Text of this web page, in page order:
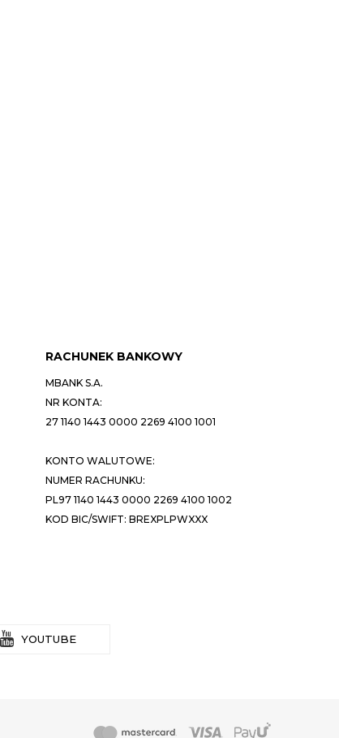
RACHUNEK BANKOWY
MBANK S.A.
NR KONTA:
27 1140 1443 0000 2269 4100 1001
KONTO WALUTOWE:
NUMER RACHUNKU:
PL97 1140 1443 0000 2269 4100 1002
KOD BIC/SWIFT: BREXPLPWXXX
YOUTUBE